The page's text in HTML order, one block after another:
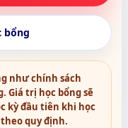
bổng
như chính sách
Giá trị học bổng sẽ
kỳ đầu tiên khi học
quy định.